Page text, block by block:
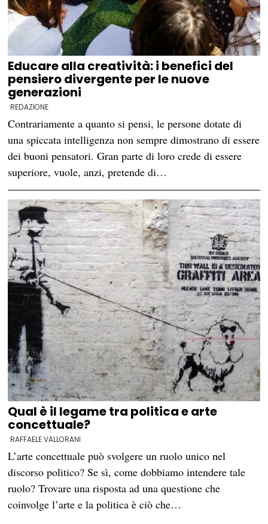
Educare alla creatività: i benefici del
pensiero divergente per le nuove
generazioni
REDAZIONE
Contrariamente a quanto si pensi, le persone dotate di
una spiccata intelligenza non sempre dimostrano di essere
dei buoni pensatori. Gran parte di loro crede di essere
superiore, vuole, anzi, pretende di…
Qual è il legame tra politica e arte
concettuale?
RAFFAELE VALLORANI
L’arte concettuale può svolgere un ruolo unico nel
discorso politico? Se sì, come dobbiamo intendere tale
ruolo? Trovare una risposta ad una questione che
coinvolge l’arte e la politica è ciò che…